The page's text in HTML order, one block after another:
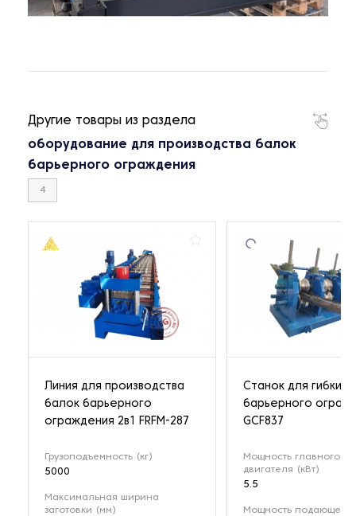
Другие товары из раздела
оборудование для производства балок
барьерного ограждения
4
Линия для производства
балок барьерного
ограждения 2в1 FRFM-287
Грузоподъемность (кг)
5000
Максимальная ширина
заготовки (мм)
Станок для гибки
барьерного
GCF837
Мощность главного
двигателя (кВт)
5.5
Мощность подающего